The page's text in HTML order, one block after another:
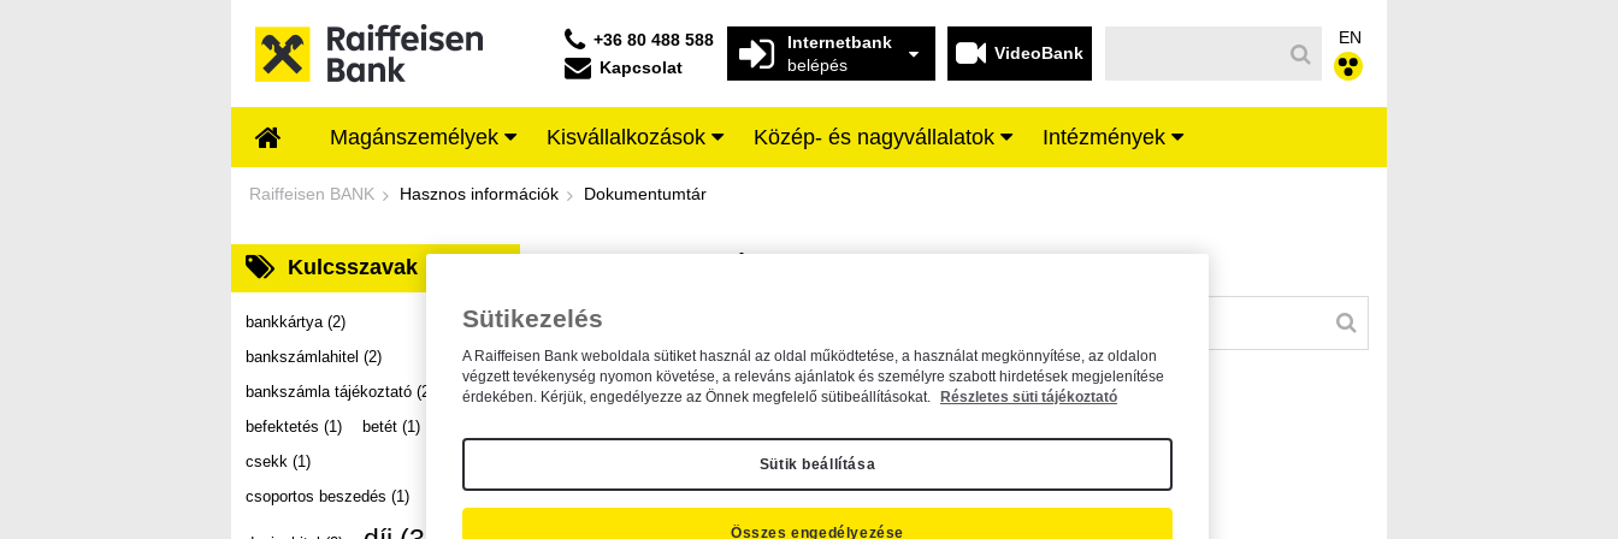
+36 80 488 588
Kapcsolat
Internetbank
belépés
VideoBank
EN
Magánszemélyek Kisvállalkozások Közép- és nagyvállalatok Intézmények
Dokumentumtár - Raiffeisen BANK
Raiffeisen BANK Hasznos információk Dokumentumtár
Kulcsszavak
bankkártya (2)
bankszámlahitel (2)
bankszámla tájékoztató (2)
befektetés (1) betét (1)
csekk (1)
csoportos beszedés (1)
A dokumentum kereséséhez kérjük, írja be a keresőszót a mezőbe.
Sütikezelés
A Raiffeisen Bank weboldala sütiket használ az oldal működtetése, a használat megkönnyítése, az oldalon
végzett tevékenység nyomon követése, a releváns ajánlatok és személyre szabott hirdetések megjelenítése
érdekében. Kérjük, engedélyezze az Önnek megfelelő sütibeállításokat.
Részletes süti tájékoztató
Sütik beállítása
Összes engedélyezése